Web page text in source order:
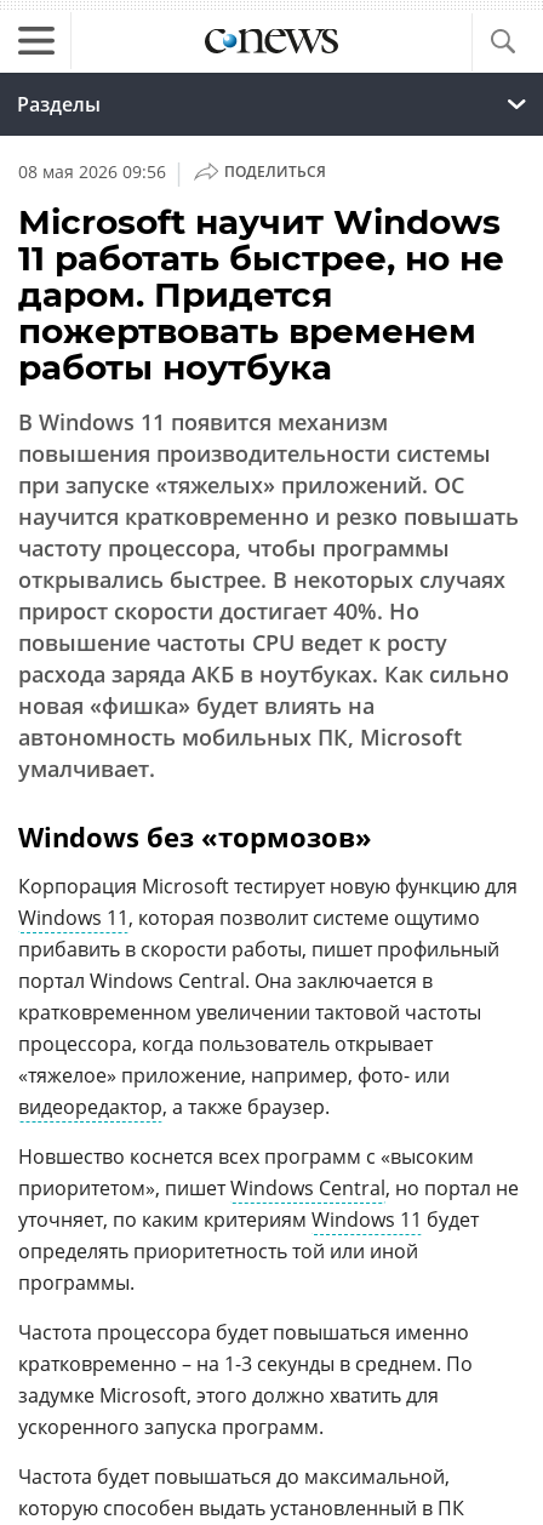
Разделы
08 мая 2026 09:56 | ПОДЕЛИТЬСЯ
Microsoft научит Windows
11 работать быстрее, но не
даром. Придется
пожертвовать временем
работы ноутбука
В Windows 11 появится механизм
повышения производительности системы
при запуске «тяжелых» приложений. ОС
научится кратковременно и резко повышать
частоту процессора, чтобы программы
открывались быстрее. В некоторых случаях
прирост скорости достигает 40%. Но
повышение частоты CPU ведет к росту
расхода заряда АКБ в ноутбуках. Как сильно
новая «фишка» будет влиять на
автономность мобильных ПК, Microsoft
умалчивает.
Windows без «тормозов»
Корпорация Microsoft тестирует новую функцию для
Windows 11, которая позволит системе ощутимо
прибавить в скорости работы, пишет профильный
портал Windows Central. Она заключается в
кратковременном увеличении тактовой частоты
процессора, когда пользователь открывает
«тяжелое» приложение, например, фото- или
видеоредактор, а также браузер.
Новшество коснется всех программ с «высоким
приоритетом», пишетWindows Central, но портал не
уточняет, по каким критериям Windows 11 будет
определять приоритетность той или иной
программы.
Частота процессора будет повышаться именно
кратковременно – на 1-3 секунды в среднем. По
задумке Microsoft, этого должно хватить для
ускоренного запуска программ.
Частота будет повышаться до максимальной,
которую способен выдать установленный в ПК